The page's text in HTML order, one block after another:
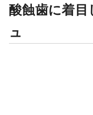
酸蝕歯に着
ュ